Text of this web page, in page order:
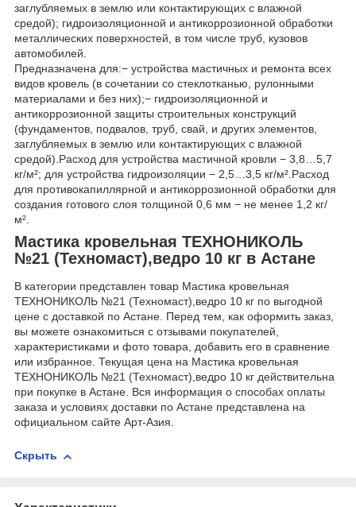
заглубляемых в землю или контактирующих с влажной
средой); гидроизоляционной и антикоррозионной обработки
металлических поверхностей, в том числе труб, кузовов
автомобилей.
Предназначена для:− устройства мастичных и ремонта всех
видов кровель (в сочетании со стеклотканью, рулонными
материалами и без них);− гидроизоляционной и
антикоррозионной защиты строительных конструкций
(фундаментов, подвалов, труб, свай, и других элементов,
заглубляемых в землю или контактирующих с влажной
средой).Расход для устройства мастичной кровли − 3,8…5,7
кг/м²; для устройства гидроизоляции − 2,5…3,5 кг/м².Расход
для противокапиллярной и антикоррозионной обработки для
создания готового слоя толщиной 0,6 мм − не менее 1,2 кг/
м².
Мастика кровельная ТЕХНОНИКОЛЬ
№21 (Техномаст),ведро 10 кг в Астане
В категории представлен товар Мастика кровельная
ТЕХНОНИКОЛЬ №21 (Техномаст),ведро 10 кг по выгодной
цене с доставкой по Астане. Перед тем, как оформить заказ,
вы можете ознакомиться с отзывами покупателей,
характеристиками и фото товара, добавить его в сравнение
или избранное. Текущая цена на Мастика кровельная
ТЕХНОНИКОЛЬ №21 (Техномаст),ведро 10 кг действительна
при покупке в Астане. Вся информация о способах оплаты
заказа и условиях доставки по Астане представлена на
официальном сайте Арт-Азия.
Скрыть